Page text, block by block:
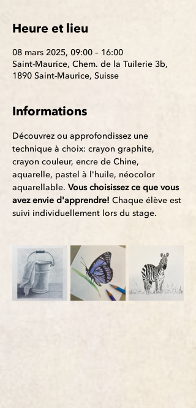
Heure et lieu
08 mars 2025, 09:00 – 16:00
Saint-Maurice, Chem. de la Tuilerie 3b,
1890 Saint-Maurice, Suisse
Informations
Découvrez ou approfondissez une
technique à choix: crayon graphite,
crayon couleur, encre de Chine,
aquarelle, pastel à l'huile, néocolor
aquarellable. Vous choisissez ce que vous
avez envie d'apprendre! Chaque élève est
suivi individuellement lors du stage.